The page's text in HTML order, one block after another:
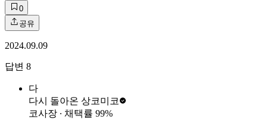
0
공유
2024.09.09
답변 8
다
다시 돌아온 상코미코
코사장 ∙ 채택률 99%